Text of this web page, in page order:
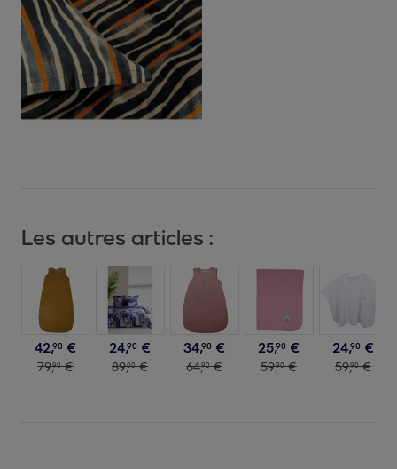
Les autres articles :
42,90 €
79,90 €
24,90 €
89,00 €
34,90 €
64,90 €
25,90 €
59,90 €
24,90 €
59,90 €